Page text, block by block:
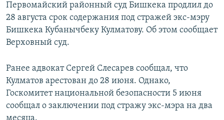
Первомайский районный суд Бишкека продлил до
28 августа срок содержания под стражей экс-мэру
Бишкека Кубанычбеку Кулматову. Об этом сообщает
Верховный суд.
Ранее адвокат Сергей Слесарев сообщал, что
Кулматов арестован до 28 июня. Однако,
Госкомитет национальной безопасности 5 июня
сообщал о заключении под стражу экс-мэра на два